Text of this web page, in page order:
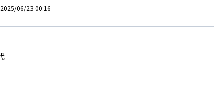
2025/06/23 00:16